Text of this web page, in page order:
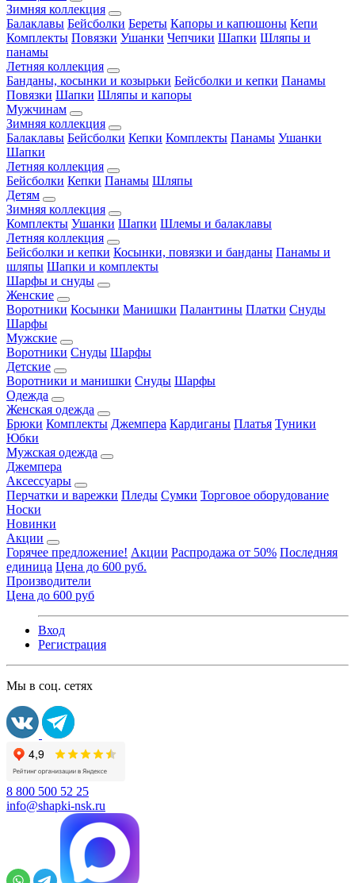
Зимняя коллекция
Балаклавы Бейсболки Береты Капоры и капюшоны Кепи
Комплекты Повязки Ушанки Чепчики Шапки Шляпы и
панамы
Летняя коллекция
Банданы, косынки и козырьки Бейсболки и кепки Панамы
Повязки Шапки Шляпы и капоры
Мужчинам
Зимняя коллекция
Балаклавы Бейсболки Кепки Комплекты Панамы Ушанки
Шапки
Летняя коллекция
Бейсболки Кепки Панамы Шляпы
Детям
Зимняя коллекция
Комплекты Ушанки Шапки Шлемы и балаклавы
Летняя коллекция
Бейсболки и кепки Косынки, повязки и банданы Панамы и
шляпы Шапки и комплекты
Шарфы и снуды
Женские
Воротники Косынки Манишки Палантины Платки Снуды
Шарфы
Мужские
Воротники Снуды Шарфы
Детские
Воротники и манишки Снуды Шарфы
Одежда
Женская одежда
Брюки Комплекты Джемпера Кардиганы Платья Туники
Юбки
Мужская одежда
Джемпера
Аксессуары
Перчатки и варежки Пледы Сумки Торговое оборудование
Носки
Новинки
Акции
Горячее предложение! Акции Распродажа от 50% Последняя
единица Цена до 600 руб.
Производители
Цена до 600 руб
Вход
Регистрация
Мы в соц. сетях
8 800 500 52 25
info@shapki-nsk.ru